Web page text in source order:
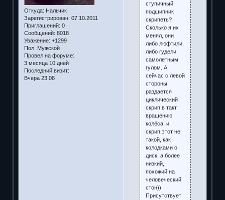
Откуда: Нальчик
Зарегистрирован: 07.10.2011
Приглашений: 0
Сообщений: 8018
Уважение: +1299
Пол: Мужской
Провел на форуме:
3 месяца 10 дней
Последний визит:
Вчера 23:08
ступичный
подшипник
скрипеть?
Сколько я их
менял, они
либо люфтили,
либо гудели
самолетным
гулом. А
сейчас с левой
стороны
раздается
циклический
скрип в такт
вращению
колёса, и
скрип этот не
такой, как
колодками о
диск, а более
низкий,
похожий на
человеческий
стон))
Присутствует